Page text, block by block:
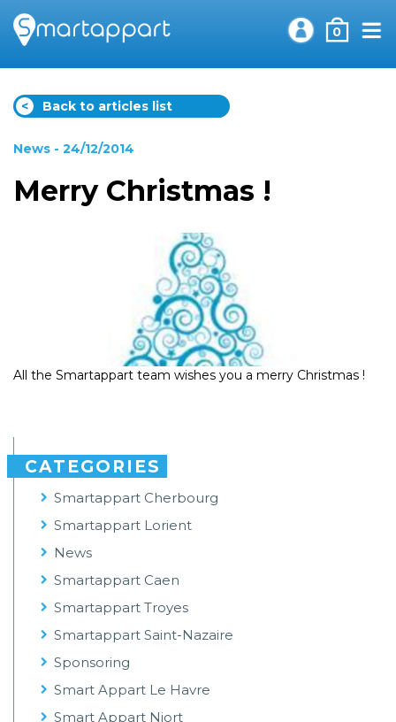
0
< Back to articles list
News - 24/12/2014
Merry Christmas !
All the Smartappart team wishes you a merry Christmas !
CATEGORIES
Smartappart Cherbourg
Smartappart Lorient
News
Smartappart Caen
Smartappart Troyes
Smartappart Saint-Nazaire
Sponsoring
Smart Appart Le Havre
Smart Appart Niort